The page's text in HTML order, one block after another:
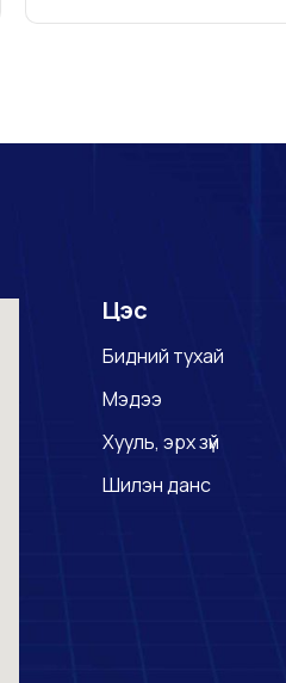
Цэс
Бидний тухай
Мэдээ
Хууль, эрх зүй
Шилэн данс